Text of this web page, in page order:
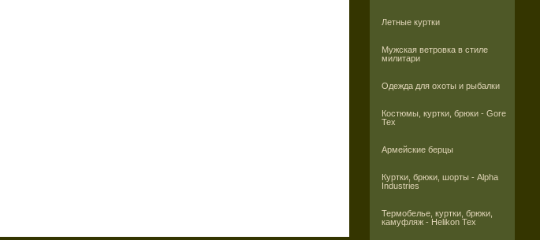
Летные куртки
Мужская ветровка в стиле
милитари
Одежда для охоты и рыбалки
Костюмы, куртки, брюки - Gore
Tex
Армейские берцы
Куртки, брюки, шорты - Alpha
Industries
Термобелье, куртки, брюки,
камуфляж - Helikon Tex